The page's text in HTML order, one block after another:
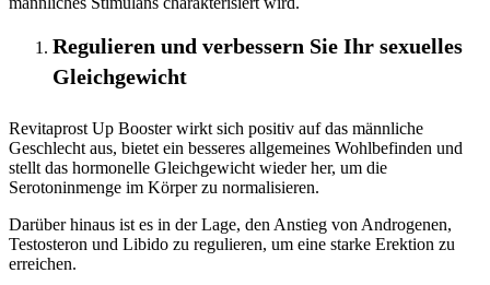
Regulieren und verbessern Sie Ihr sexuelles
Gleichgewicht
Revitaprost Up Booster wirkt sich positiv auf das männliche
Geschlecht aus, bietet ein besseres allgemeines Wohlbefinden und
stellt das hormonelle Gleichgewicht wieder her, um die
Serotoninmenge im Körper zu normalisieren.
Darüber hinaus ist es in der Lage, den Anstieg von Androgenen,
Testosteron und Libido zu regulieren, um eine starke Erektion zu
erreichen.